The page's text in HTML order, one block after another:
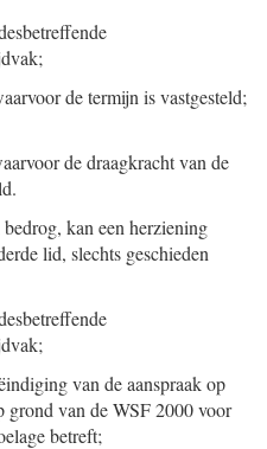
de termijn is vastgesteld;
de draagkracht van de
kan een herziening
lid, slechts geschieden
van de aanspraak op
grond van de WSF 2000 voor
betreft;